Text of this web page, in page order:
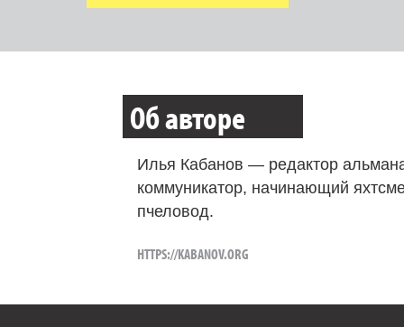
Об авторе
Илья Кабанов — редактор
коммуникатор, начинающий
пчеловод.
HTTPS://KABANOV.ORG